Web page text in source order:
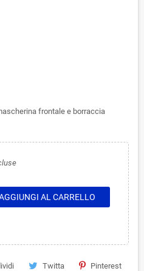
frontale e borraccia
AL CARRELLO
Twitta Pinterest